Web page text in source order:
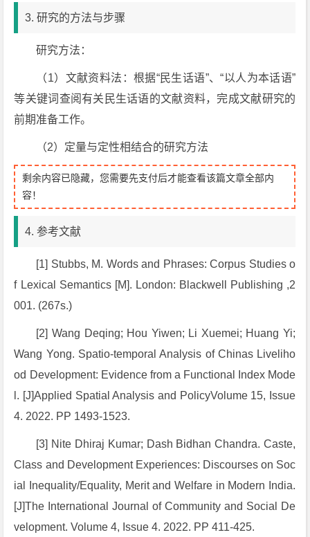
3. 研究的方法与步骤
研究方法：
（1）文献资料法：根据“民生话语”、“以人为本话语”
等关键词查阅有关民生话语的文献资料，完成文献研究的
前期准备工作。
（2）定量与定性相结合的研究方法
剩余内容已隐藏，您需要先支付后才能查看该篇文章全部内
容！
4. 参考文献
[1] Stubbs, M. Words and Phrases: Corpus Studies o
f Lexical Semantics [M]. London: Blackwell Publishing ,2
001. (267s.)
[2] Wang Deqing; Hou Yiwen; Li Xuemei; Huang Yi;
Wang Yong. Spatio-temporal Analysis of Chinas Liveliho
od Development: Evidence from a Functional Index Mode
. [J]Applied Spatial Analysis and PolicyVolume 15, Issue
4. 2022. PP 1493-1523.
[3] Nite Dhiraj Kumar; Dash Bidhan Chandra.Caste,
Class and Development Experiences: Discourses on Soc
ial Inequality/Equality, Merit and Welfare in Modern India.
[J]The International Journal of Community and Social De
velopment. Volume 4, Issue 4. 2022. PP 411-425.